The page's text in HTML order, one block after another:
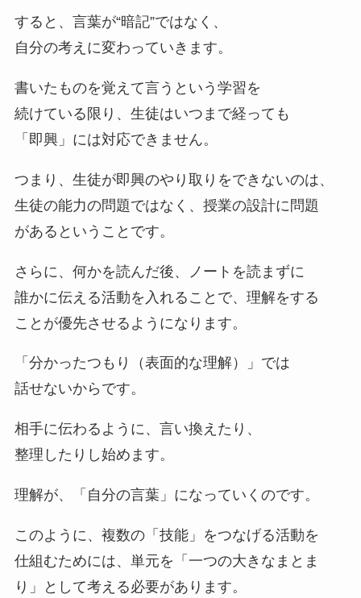
すると、言葉が“暗記”ではなく、
自分の考えに変わっていきます。
書いたものを覚えて言うという学習を
続けている限り、生徒はいつまで経っても
「即興」には対応できません。
つまり、生徒が即興のやり取りをできないのは、
生徒の能力の問題ではなく、授業の設計に問題
があるということです。
さらに、何かを読んだ後、ノートを読まずに
誰かに伝える活動を入れることで、理解をする
ことが優先させるようになります。
「分かったつもり（表面的な理解）」では
話せないからです。
相手に伝わるように、言い換えたり、
整理したりし始めます。
理解が、「自分の言葉」になっていくのです。
このように、複数の「技能」をつなげる活動を
仕組むためには、単元を「一つの大きなまとま
り」として考える必要があります。